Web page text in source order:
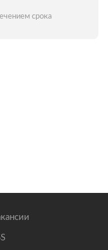
срока